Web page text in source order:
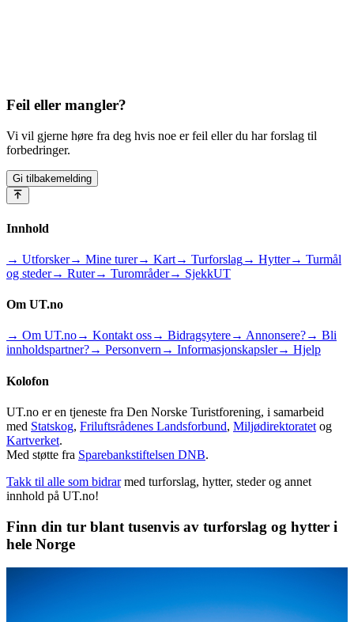
Feil eller mangler?
Vi vil gjerne høre fra deg hvis noe er feil eller du har forslag til
forbedringer.
Gi tilbakemelding
Innhold
→ Utforsker→ Mine turer→ Kart→ Turforslag→ Hytter→ Turmål
og steder→ Ruter→ Turområder→ SjekkUT
Om UT.no
→ Om UT.no→ Kontakt oss→ Bidragsytere→ Annonsere?→ Bli
innholdspartner?→ Personvern → Informasjonskapsler→ Hjelp
Kolofon
UT.no er en tjeneste fra Den Norske Turistforening, i samarbeid
med Statskog, Friluftsrådenes Landsforbund, Miljødirektoratet og
Kartverket.
Med støtte fra Sparebankstiftelsen DNB.
Takk til alle som bidrar med turforslag, hytter, steder og annet
innhold på UT.no!
Finn din tur blant tusenvis av turforslag og hytter i
hele Norge